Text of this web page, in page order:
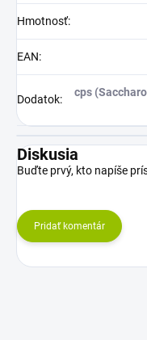
Hmotnosť:
EAN:
Dodatok:
cps
Diskusia
Buďte prvý, kto napíše
Pridať komentár